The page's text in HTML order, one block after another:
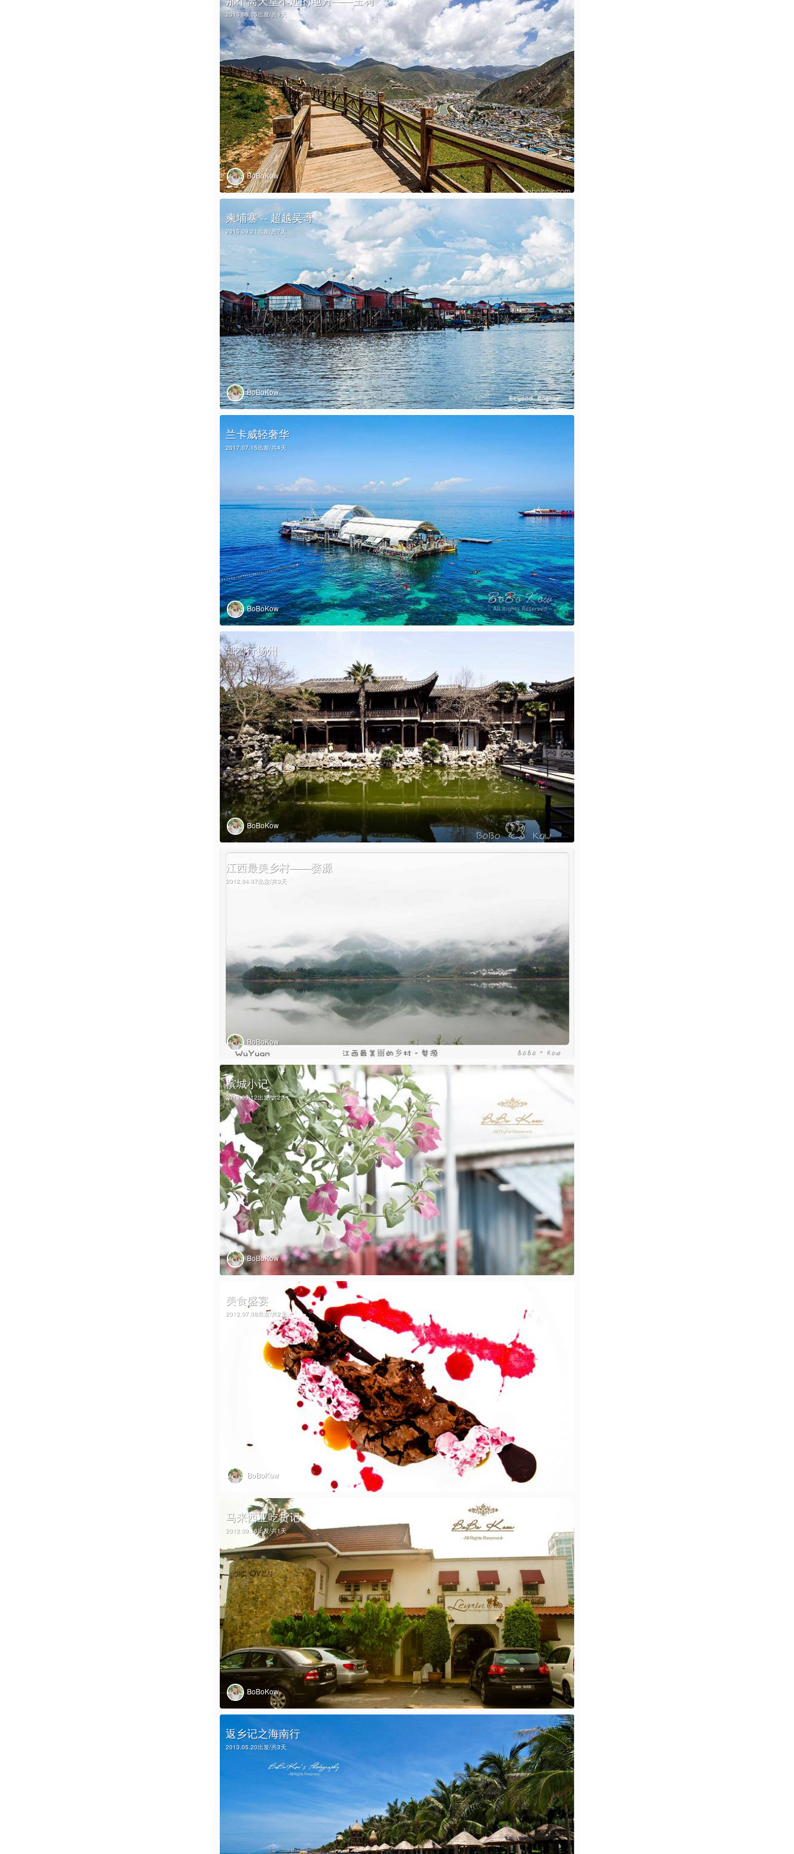
2015.06.05出发/共4天
BoBoKow
柬埔寨 -- 超越吴哥
2015.09.21出发/共7天
BoBoKow
兰卡威轻奢华
2017.07.15出发/共4天
BoBoKow
“吃”行扬州
2012.04.05出发/共1天
BoBoKow
江西最美乡村——婺源
2012.04.07出发/共3天
BoBoKow
槟城小记
2012.09.12出发/共2天
BoBoKow
美食盛宴
2012.07.08出发/共2天
BoBoKow
马来西亚吃货记
2012.09.16出发/共1天
BoBoKow
返乡记之海南行
2013.05.20出发/共3天